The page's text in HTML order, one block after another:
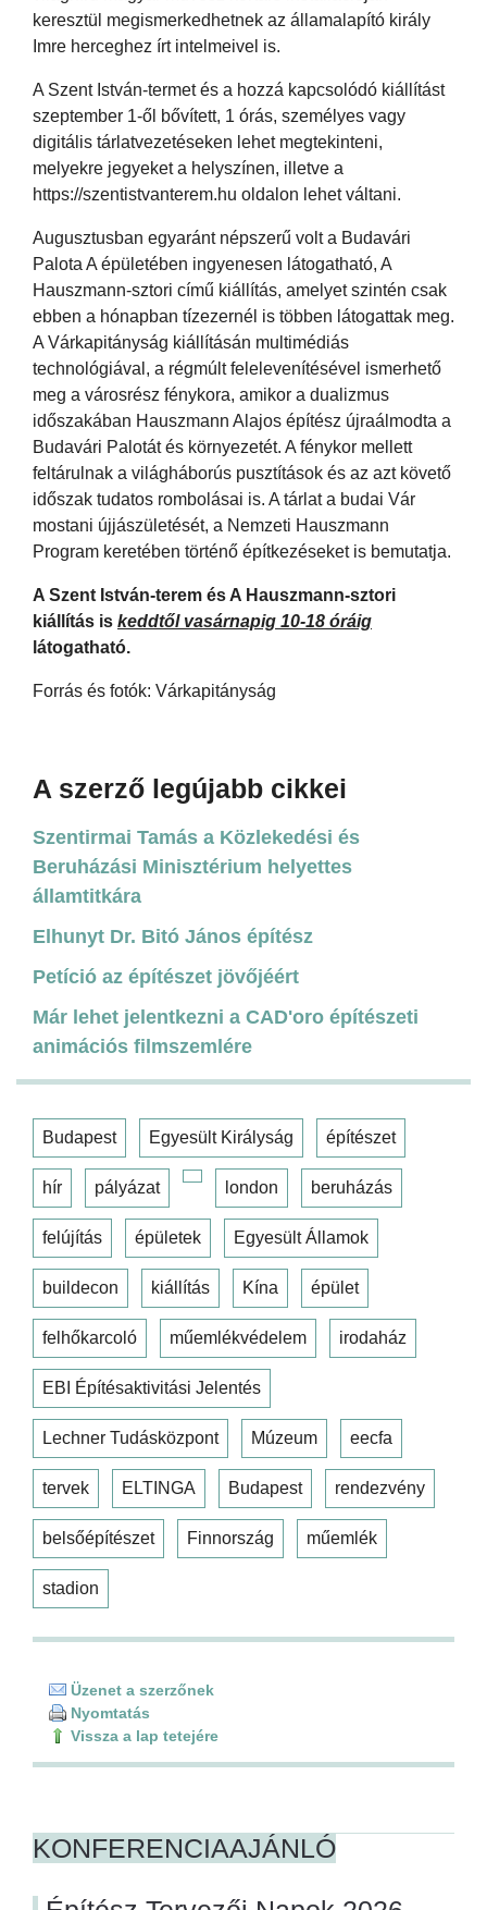
keresztül megismerkedhetnek az államalapító király
Imre herceghez írt intelmeivel is.
A Szent István-termet és a hozzá kapcsolódó kiállítást
szeptember 1-ől bővített, 1 órás, személyes vagy
digitális tárlatvezetéseken lehet megtekinteni,
melyekre jegyeket a helyszínen, illetve a
https://szentistvanterem.hu oldalon lehet váltani.
Augusztusban egyaránt népszerű volt a Budavári
Palota A épületében ingyenesen látogatható, A
Hauszmann-sztori című kiállítás, amelyet szintén csak
ebben a hónapban tízezernél is többen látogattak meg.
A Várkapitányság kiállításán multimédiás
technológiával, a régmúlt felelevenítésével ismerhető
meg a városrész fénykora, amikor a dualizmus
időszakában Hauszmann Alajos építész újraálmodta a
Budavári Palotát és környezetét. A fénykor mellett
feltárulnak a világháborús pusztítások és az azt követő
időszak tudatos rombolásai is. A tárlat a budai Vár
mostani újjászületését, a Nemzeti Hauszmann
Program keretében történő építkezéseket is bemutatja.
A Szent István-terem és A Hauszmann-sztori
kiállítás is keddtől vasárnapig 10-18 óráig
látogatható.
Forrás és fotók: Várkapitányság
A szerző legújabb cikkei
Szentirmai Tamás a Közlekedési és
Beruházási Minisztérium helyettes
államtitkára
Elhunyt Dr. Bitó János építész
Petíció az építészet jövőjéért
Már lehet jelentkezni a CAD'oro építészeti
animációs filmszemlére
Budapest Egyesült Királyság építészet
hír pályázat london beruházás
felújítás épületek Egyesült Államok
buildecon kiállítás Kína épület
felhőkarcoló műemlékvédelem irodaház
EBI Építésaktivitási Jelentés
Lechner Tudásközpont Múzeum eecfa
tervek ELTINGA Budapest rendezvény
belsőépítészet Finnország műemlék
stadion
Üzenet a szerzőnek
Nyomtatás
Vissza a lap tetejére
KONFERENCIAAJÁNLÓ